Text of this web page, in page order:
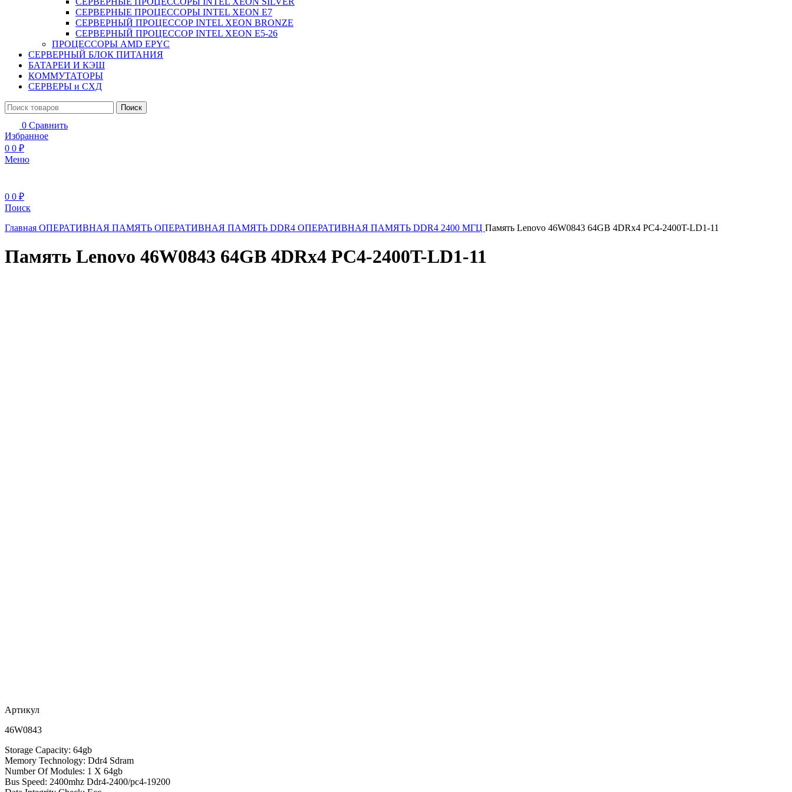
СЕРВЕРНЫЕ ПРОЦЕССОРЫ INTEL XEON Е7
СЕРВЕРНЫЙ ПРОЦЕССОР INTEL XEON BRONZE
СЕРВЕРНЫЙ ПРОЦЕССОР INTEL XEON Е5-26
ПРОЦЕССОРЫ AMD EPYC
СЕРВЕРНЫЙ БЛОК ПИТАНИЯ
БАТАРЕИ И КЭШ
КОММУТАТОРЫ
СЕРВЕРЫ и СХД
Поиск
0 Сравнить
Избранное
0 0 ₽
Меню
0 0 ₽
Поиск
Главная ОПЕРАТИВНАЯ ПАМЯТЬ ОПЕРАТИВНАЯ ПАМЯТЬ DDR4 ОПЕРАТИВНАЯ ПАМЯТЬ DDR4 2400 МГЦ Память Lenovo 46W0843 64GB 4DRx4 PC4-2400T-LD1-11
Память Lenovo 46W0843 64GB 4DRx4 PC4-2400T-LD1-11
Артикул
46W0843
Storage Capacity: 64gb
Memory Technology: Ddr4 Sdram
Number Of Modules: 1 X 64gb
Bus Speed: 2400mhz Ddr4-2400/pc4-19200